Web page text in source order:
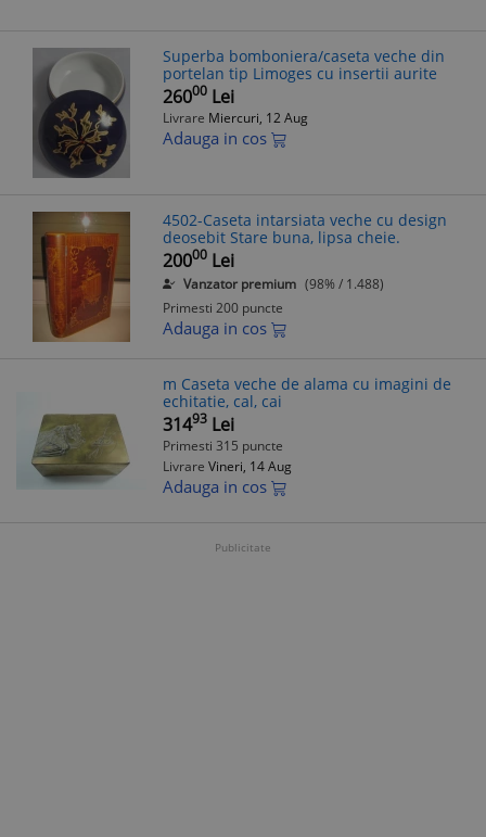
Superba bomboniera/caseta veche din
portelan tip Limoges cu insertii aurite
26000 Lei
Livrare Miercuri, 12 Aug
Adauga in cos
4502-Caseta intarsiata veche cu design
deosebit Stare buna, lipsa cheie.
20000 Lei
Vanzator premium (98% / 1.488)
Primesti 200 puncte
Adauga in cos
m Caseta veche de alama cu imagini de
echitatie, cal, cai
31493 Lei
Primesti 315 puncte
Livrare Vineri, 14 Aug
Adauga in cos
Publicitate